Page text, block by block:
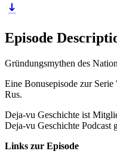
Episode
Gründungsmythen des
Eine Bonusepisode zur
Rus.
Deja-vu Geschichte ist
Deja-vu Geschichte Podcast
Links zur Episode